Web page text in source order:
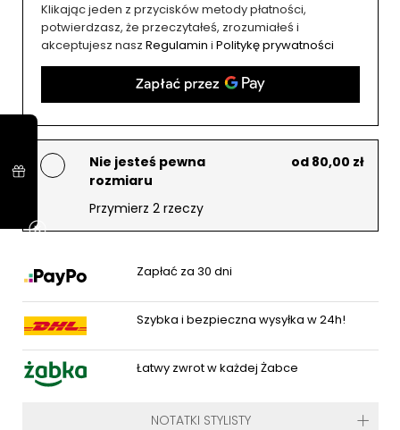
Klikając jeden z przycisków metody płatności,
potwierdzasz, że przeczytałeś, zrozumiałeś i
akceptujesz nasz Regulamin i Politykę prywatności
Nie jesteś pewna
rozmiaru
od 80,00 zł
Przymierz 2 rzeczy
Zapłać za 30 dni
Szybka i bezpieczna wysyłka w 24h!
Łatwy zwrot w każdej Żabce
NOTATKI STYLISTY